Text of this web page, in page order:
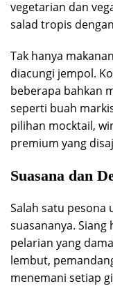
vegetarian dan
salad tropis
Tak hanya
diacungi jempol.
beberapa bahkan
seperti buah
pilihan mocktail,
premium yang
Suasana dan
Salah satu pesona
suasananya.
pelarian yang
lembut,
menemani setiap